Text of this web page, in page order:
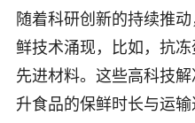
随着科研创新的持续推
鲜技术涌现，比如，抗
先进材料。这些高科技
升食品的保鲜时长与运